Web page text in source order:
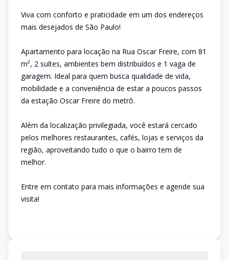
Viva com conforto e praticidade em um dos endereços
mais desejados de São Paulo!
Apartamento para locação na Rua Oscar Freire, com 81
m², 2 suítes, ambientes bem distribuídos e 1 vaga de
garagem. Ideal para quem busca qualidade de vida,
mobilidade e a conveniência de estar a poucos passos
da estação Oscar Freire do metrô.
Além da localização privilegiada, você estará cercado
pelos melhores restaurantes, cafés, lojas e serviços da
região, aproveitando tudo o que o bairro tem de
melhor.
Entre em contato para mais informações e agende sua
visita!